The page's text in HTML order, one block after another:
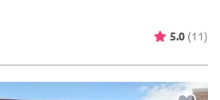
5.0 (11)